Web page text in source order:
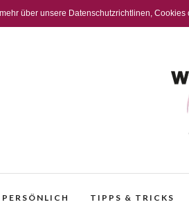
über unsere Datenschutzrichtlinen,
TIPPS & TRICKS